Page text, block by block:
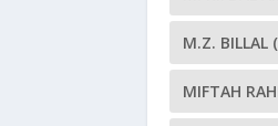
M.Z. BILLAL
MIFTAH